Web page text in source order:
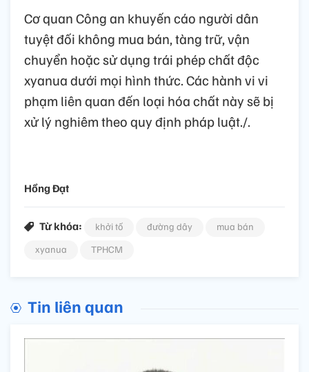
Cơ quan Công an khuyến cáo người dân
tuyệt đối không mua bán, tàng trữ, vận
chuyển hoặc sử dụng trái phép chất độc
xyanua dưới mọi hình thức. Các hành vi vi
phạm liên quan đến loại hóa chất này sẽ bị
xử lý nghiêm theo quy định pháp luật./.
Hồng Đạt
Từ khóa: khởi tố đường dây
mua bán
xyanua
TPHCM
Tin liên quan